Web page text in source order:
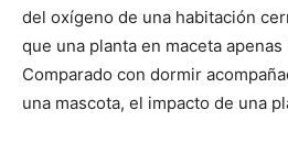
del oxígeno de una habitación
que una planta en maceta apenas
Comparado con dormir
una mascota, el impacto de una